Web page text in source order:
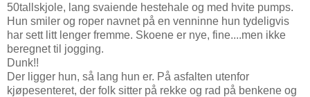
50tallskjole, lang svaiende hestehale og med hvite pumps.
Hun smiler og roper navnet på en venninne hun tydeligvis
har sett litt lenger fremme. Skoene er nye, fine....men ikke
beregnet til jogging.
Dunk!!
Der ligger hun, så lang hun er. På asfalten utenfor
kjøpesenteret, der folk sitter på rekke og rad på benkene og